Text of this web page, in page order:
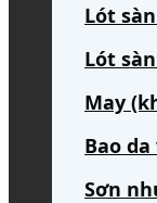
Lót
Lót
May
Bao
Sơn